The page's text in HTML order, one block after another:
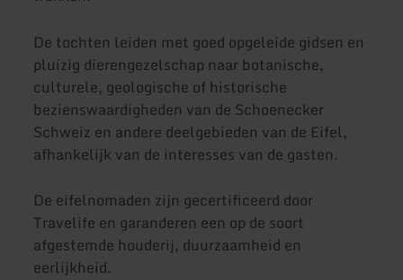
De tochten leiden met goed opgeleide gidsen en
pluizig dierengezelschap naar botanische,
culturele, geologische of historische
bezienswaardigheden van de Schoenecker
Schweiz en andere deelgebieden van de Eifel,
afhankelijk van de interesses van de gasten.
De eifelnomaden zijn gecertificeerd door
Travelife en garanderen een op de soort
afgestemde houderij, duurzaamheid en
eerlijkheid.